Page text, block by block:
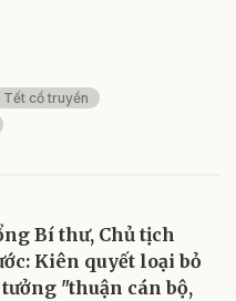
Tết cổ truyền
Bí thư, Chủ tịch
Kiên quyết loại bỏ
"thuận cán bộ,